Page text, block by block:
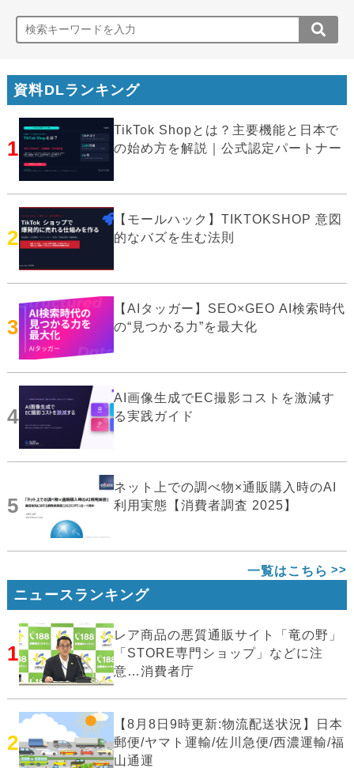
資料DLランキング
1
TikTok Shopとは？主要機能と日本で
の始め方を解説｜公式認定パートナー
2
【モールハック】TIKTOKSHOP 意図
的なバズを生む法則
3
【AIタッガー】SEO×GEO AI検索時代
の“見つかる力”を最大化
4
AI画像生成でEC撮影コストを激減す
る実践ガイド
5
ネット上での調べ物×通販購入時のAI
利用実態【消費者調査 2025】
一覧はこちら
ニュースランキング
1
レア商品の悪質通販サイト「竜の野」
「STORE専門ショップ」などに注
意…消費者庁
2
【8月8日9時更新:物流配送状況】日本
郵便/ヤマト運輸/佐川急便/西濃運輸/福
山通運